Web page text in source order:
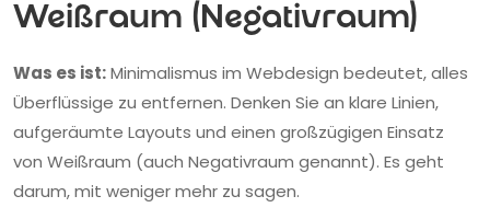
Weißraum (Negativraum)
Was es ist:Minimalismus im Webdesign bedeutet, alles
Überflüssige zu entfernen. Denken Sie an klare Linien,
aufgeräumte Layouts und einen großzügigen Einsatz
von Weißraum (auch Negativraum genannt). Es geht
darum, mit weniger mehr zu sagen.